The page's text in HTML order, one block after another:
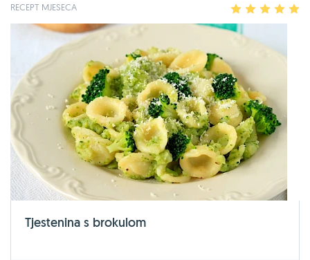
RECEPT MJESECA 2 3 4
Tjestenina s brokulom